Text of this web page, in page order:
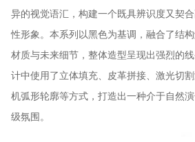
异的视觉语汇，构建一个既具辨识度又契
性形象。本系列以黑色为基调，融合了结
材质与未来细节，整体造型呈现出强烈的
计中使用了立体填充、皮革拼接、激光切
机弧形轮廓等方式，打造出一种介于自然
级氛围。